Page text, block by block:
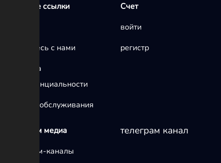
Быстрые ссылки
Свяжитесь с нами
политика
конфиденциальности
условия обслуживания
Счет
войти
регистр
телеграм медиа
Телеграм-каналы
телеграм канал